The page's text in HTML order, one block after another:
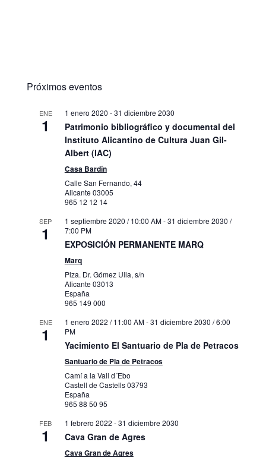
Próximos eventos
ENE
1
1 enero 2020 -31 diciembre 2030
Patrimonio bibliográfico y documental del
Instituto Alicantino de Cultura Juan Gil-
Albert (IAC)
Casa Bardín
Calle San Fernando, 44
Alicante 03005
965 12 12 14
SEP
1
1 septiembre 2020 / 10:00 AM-31 diciembre 2030 /
7:00 PM
EXPOSICIÓN PERMANENTE MARQ
Marq
Plza. Dr. Gómez Ulla, s/n
Alicante 03013
España
965 149 000
ENE
1
1 enero 2022 / 11:00 AM-31 diciembre 2030 / 6:00
PM
Yacimiento El Santuario de Pla de Petracos
Santuario de Pla de Petracos
Camí a la Vall d´Ebo
Castell de Castells03793
España
965 88 50 95
FEB
1
1 febrero 2022 -31 diciembre 2030
Cava Gran de Agres
Cava Gran de Agres